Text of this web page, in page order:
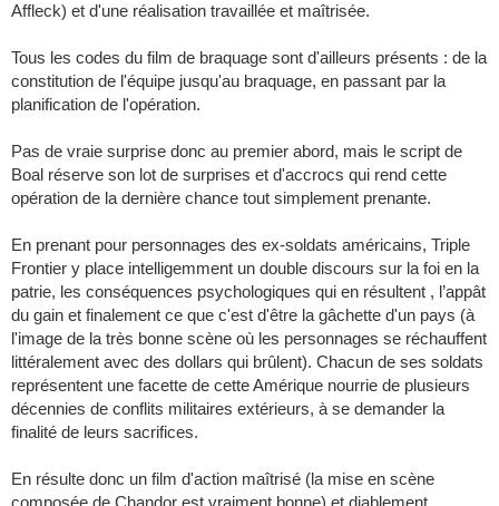
Affleck) et d'une réalisation travaillée et maîtrisée.
Tous les codes du film de braquage sont d'ailleurs présents : de la
constitution de l'équipe jusqu'au braquage, en passant par la
planification de l'opération.
Pas de vraie surprise donc au premier abord, mais le script de
Boal réserve son lot de surprises et d'accrocs qui rend cette
opération de la dernière chance tout simplement prenante.
En prenant pour personnages des ex-soldats américains, Triple
Frontier y place intelligemment un double discours sur la foi en la
patrie, les conséquences psychologiques qui en résultent , l’appât
du gain et finalement ce que c'est d'être la gâchette d'un pays (à
l'image de la très bonne scène où les personnages se réchauffent
littéralement avec des dollars qui brûlent). Chacun de ses soldats
représentent une facette de cette Amérique nourrie de plusieurs
décennies de conflits militaires extérieurs, à se demander la
finalité de leurs sacrifices.
En résulte donc un film d'action maîtrisé (la mise en scène